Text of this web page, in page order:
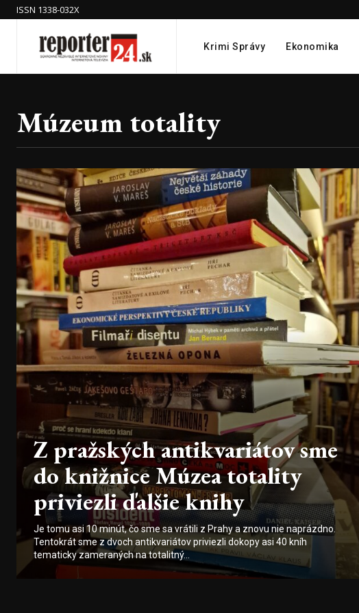
ISSN 1338-032X
Krimi Správy Ekonomika
Múzeum totality
Z pražských antikvariátov sme
do knižnice Múzea totality
priviezli ďalšie knihy
Je tomu asi 10 minút, čo sme sa vrátili z Prahy a znovu nie naprázdno.
Tentokrát sme z dvoch antikvariátov priviezli dokopy asi 40 kníh
tematicky zameraných na totalitný...